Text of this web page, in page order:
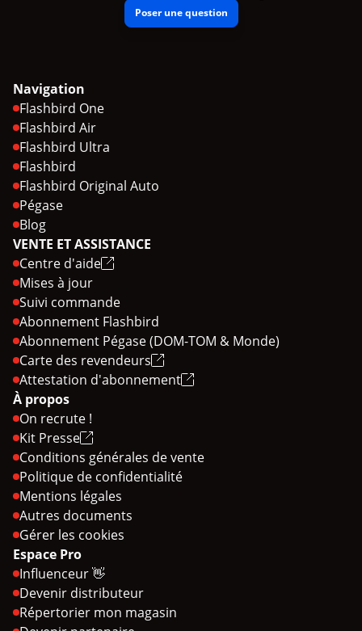
Poser une question
Navigation
Flashbird One
Flashbird Air
Flashbird Ultra
Flashbird
Flashbird Original Auto
Pégase
Blog
VENTE ET ASSISTANCE
Centre d'aide
Mises à jour
Suivi commande
Abonnement Flashbird
Abonnement Pégase (DOM-TOM & Monde)
Carte des revendeurs
Attestation d'abonnement
À propos
On recrute !
Kit Presse
Conditions générales de vente
Politique de confidentialité
Mentions légales
Autres documents
Gérer les cookies
Espace Pro
Influenceur 👋
Devenir distributeur
Répertorier mon magasin